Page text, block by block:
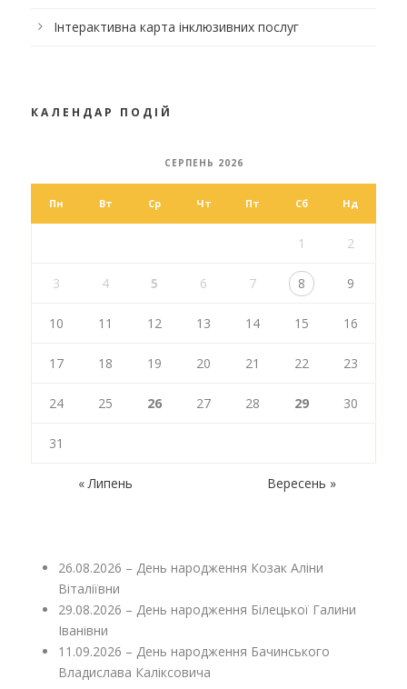
Інтерактивна карта інклюзивних послуг
КАЛЕНДАР ПОДІЙ
СЕРПЕНЬ 2026
Пн Вт Ср Чт Пт Сб Нд
1 2
3 4 5 6 7 8 9
10 11 12 13 14 15 16
17 18 19 20 21 22 23
24 25 26 27 28 29 30
31
« Липень Вересень »
26.08.2026 – День народження Козак Аліни
Віталіївни
29.08.2026 – День народження Білецької Галини
Іванівни
11.09.2026 – День народження Бачинського
Владислава Каліксовича